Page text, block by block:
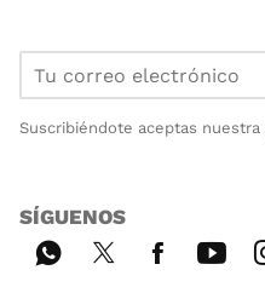
Suscribiéndote aceptas nuestra
SÍGUENOS